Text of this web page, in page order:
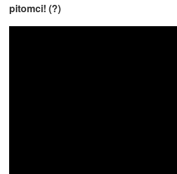
pitomci! (?)